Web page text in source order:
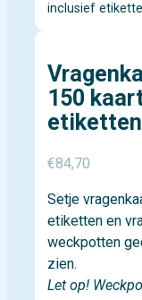
inclusief
150
etiketten
€84,70
Setje
etiketten en
weckpotten
zien.
Let op!